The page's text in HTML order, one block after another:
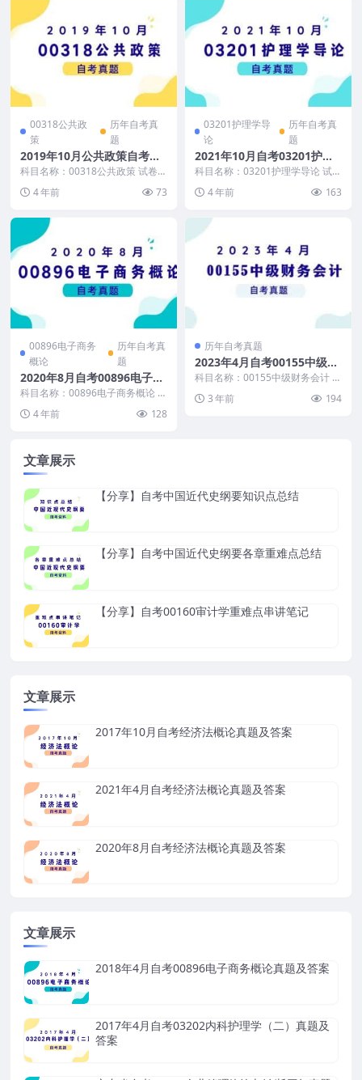
00318公共政
策
历年自考真
题
2019年10月公共政策自考真
题及答案
科目名称：00318公共政策 试卷全
试公共政策...
4 年前 73
03201护理学导
论
历年自考真
题
2021年10月自考03201护理
学导论真题及答案
科目名称：03201护理学导论 试卷
考试护理学...
4 年前 163
00896电子商务
概论
历年自考真
题
2020年8月自考00896电子商
务概论真题及答案
科目名称：00896电子商务概论 试
考试电子商...
4 年前 128
历年自考真题
2023年4月自考00155中级财
务会计真题及答案
科目名称：00155中级财务会计 已
财务会计历年自...
3 年前 194
文章展示
【分享】自考中国近代史纲要知识点总结
【分享】自考中国近代史纲要各章重难点总结
【分享】自考00160审计学重难点串讲笔记
文章展示
2017年10月自考经济法概论真题及答案
2021年4月自考经济法概论真题及答案
2020年8月自考经济法概论真题及答案
文章展示
2018年4月自考00896电子商务概论真题及答案
2017年4月自考03202内科护理学（二）真题及
答案